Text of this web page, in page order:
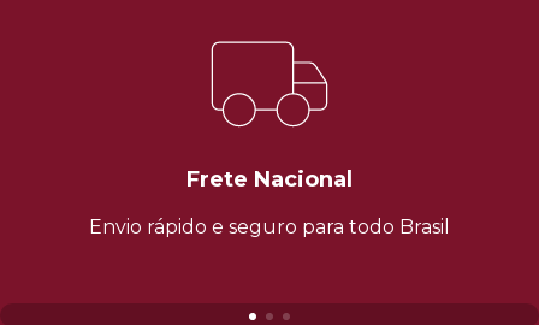
Frete Nacional
Envio rápido e seguro para todo Brasil